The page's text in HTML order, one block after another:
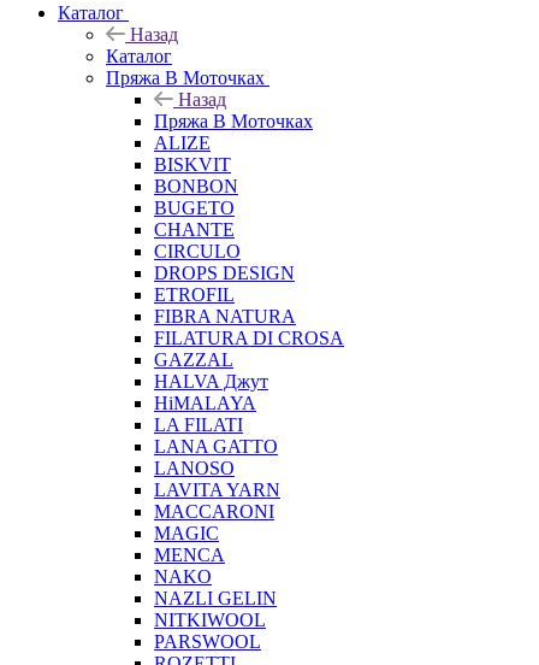
Каталог
Назад
Каталог
Пряжа В Моточках
Назад
Пряжа В Моточках
ALIZE
BISKVIT
BONBON
BUGETO
CHANTE
CIRCULO
DROPS DESIGN
ETROFIL
FIBRA NATURA
FILATURA DI CROSA
GAZZAL
HALVA Джут
HiMALAYA
LA FILATI
LANA GATTO
LANOSO
LAVITA YARN
MACCARONI
MAGIC
MENCA
NAKO
NAZLI GELIN
NITKIWOOL
PARSWOOL